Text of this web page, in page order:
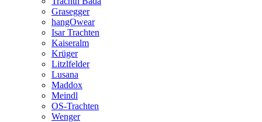
Grasegger
hangOwear
Isar Trachten
Kaiseralm
Krüger
Litzlfelder
Lusana
Maddox
Meindl
OS-Trachten
Wenger